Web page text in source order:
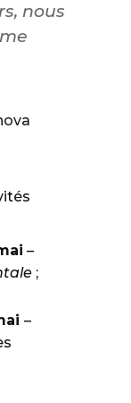
nous
–
;
–